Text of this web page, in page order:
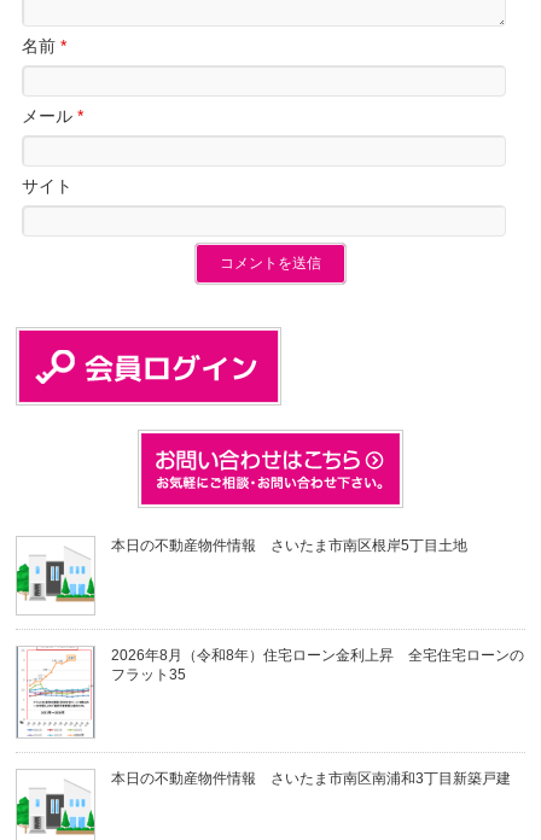
名前*
メール*
サイト
本日の不動産物件情報 さいたま市南区根岸5丁目土地
2026年8月（令和8年）住宅ローン金利上昇 全宅住宅ローンの
フラット35
本日の不動産物件情報 さいたま市南区南浦和3丁目新築戸建